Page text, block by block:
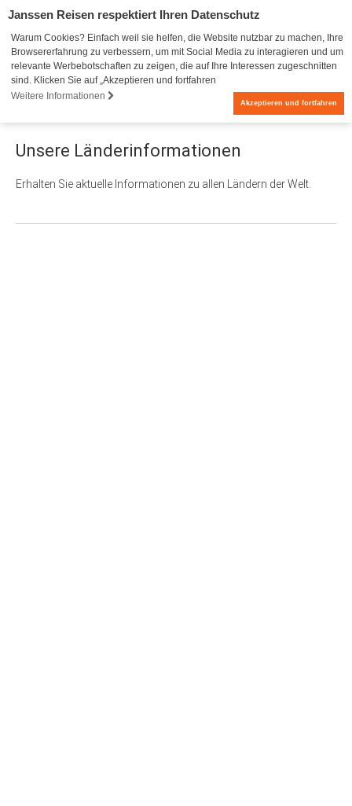
Janssen Reisen respektiert Ihren Datenschutz
Warum Cookies? Einfach weil sie helfen, die Website nutzbar zu machen, Ihre
Browsererfahrung zu verbessern, um mit Social Media zu interagieren und um
relevante Werbebotschaften zu zeigen, die auf Ihre Interessen zugeschnitten
sind. Klicken Sie auf „Akzeptieren und fortfahren
Weitere Informationen
Akzeptieren und fortfahren
Unsere Länderinformationen
Erhalten Sie aktuelle Informationen zu allen Ländern der Welt.